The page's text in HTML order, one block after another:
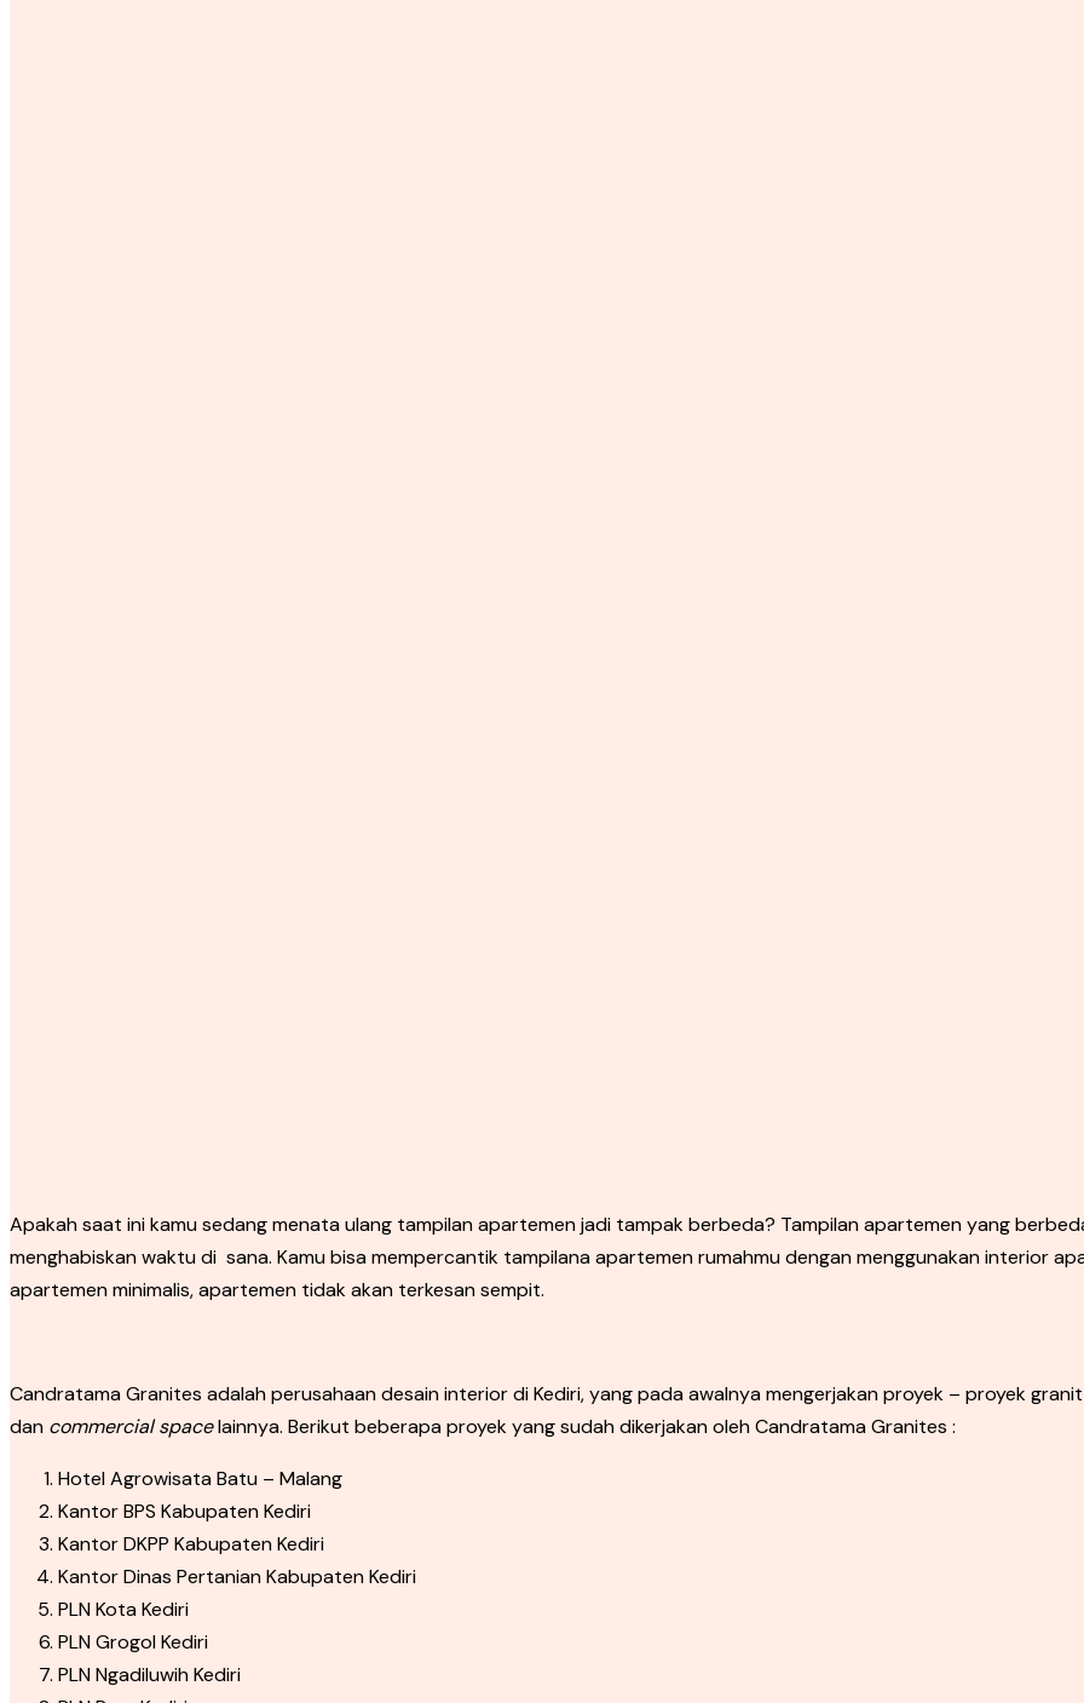
Apakah saat ini kamu sedang menata ulang tampilan apartemen jadi tampak berbeda? Tampilan apartemen yang
menghabiskan waktu di sana. Kamu bisa mempercantik tampilana apartemen rumahmu dengan menggunakan interior
apartemen minimalis, apartemen tidak akan terkesan sempit.
Candratama Granites adalah perusahaan desain interior di Kediri, yang pada awalnya mengerjakan proyek – proyek
dan commercial spacelainnya. Berikut beberapa proyek yang sudah dikerjakan oleh Candratama Granites :
Hotel Agrowisata Batu – Malang
Kantor BPS Kabupaten Kediri
Kantor DKPP Kabupaten Kediri
Kantor Dinas Pertanian Kabupaten Kediri
PLN Kota Kediri
PLN Grogol Kediri
PLN Ngadiluwih Kediri